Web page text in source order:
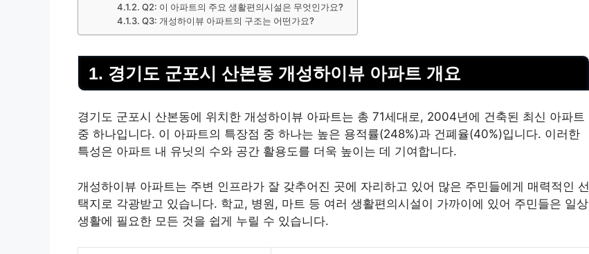
Q2: 이 아파트의 주요 생활편의시설은 무엇인가요?
Q3: 개성하이뷰 아파트의 구조는 어떤가요?
1. 경기도 군포시 산본동 개성하이뷰 아파트 개요
경기도 군포시 산본동에 위치한 개성하이뷰 아파트는 총 71세대로, 2004년에 건축된 최신 아파트
중 하나입니다. 이 아파트의 특장점 중 하나는 높은 용적률(248%)과 건폐율(40%)입니다. 이러한
특성은 아파트 내 유닛의 수와 공간 활용도를 더욱 높이는 데 기여합니다.
개성하이뷰 아파트는 주변 인프라가 잘 갖추어진 곳에 자리하고 있어 많은 주민들에게 매력적인 선
택지로 각광받고 있습니다. 학교, 병원, 마트 등 여러 생활편의시설이 가까이에 있어 주민들은 일상
생활에 필요한 모든 것을 쉽게 누릴 수 있습니다.